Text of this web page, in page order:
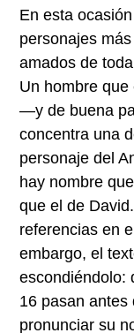
En esta
personajes
amados de
Un hombre
—y de buena
concentra una
personaje del
hay nombre
que el de
referencias en
embargo, el
escondiéndolo:
16 pasan antes
pronunciar su